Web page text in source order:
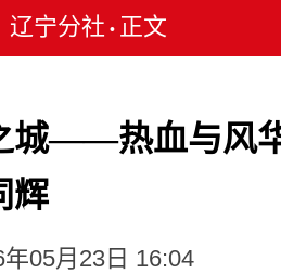
辽宁分社 • 正文
城——热血与风
辉
年05月23日 16:04